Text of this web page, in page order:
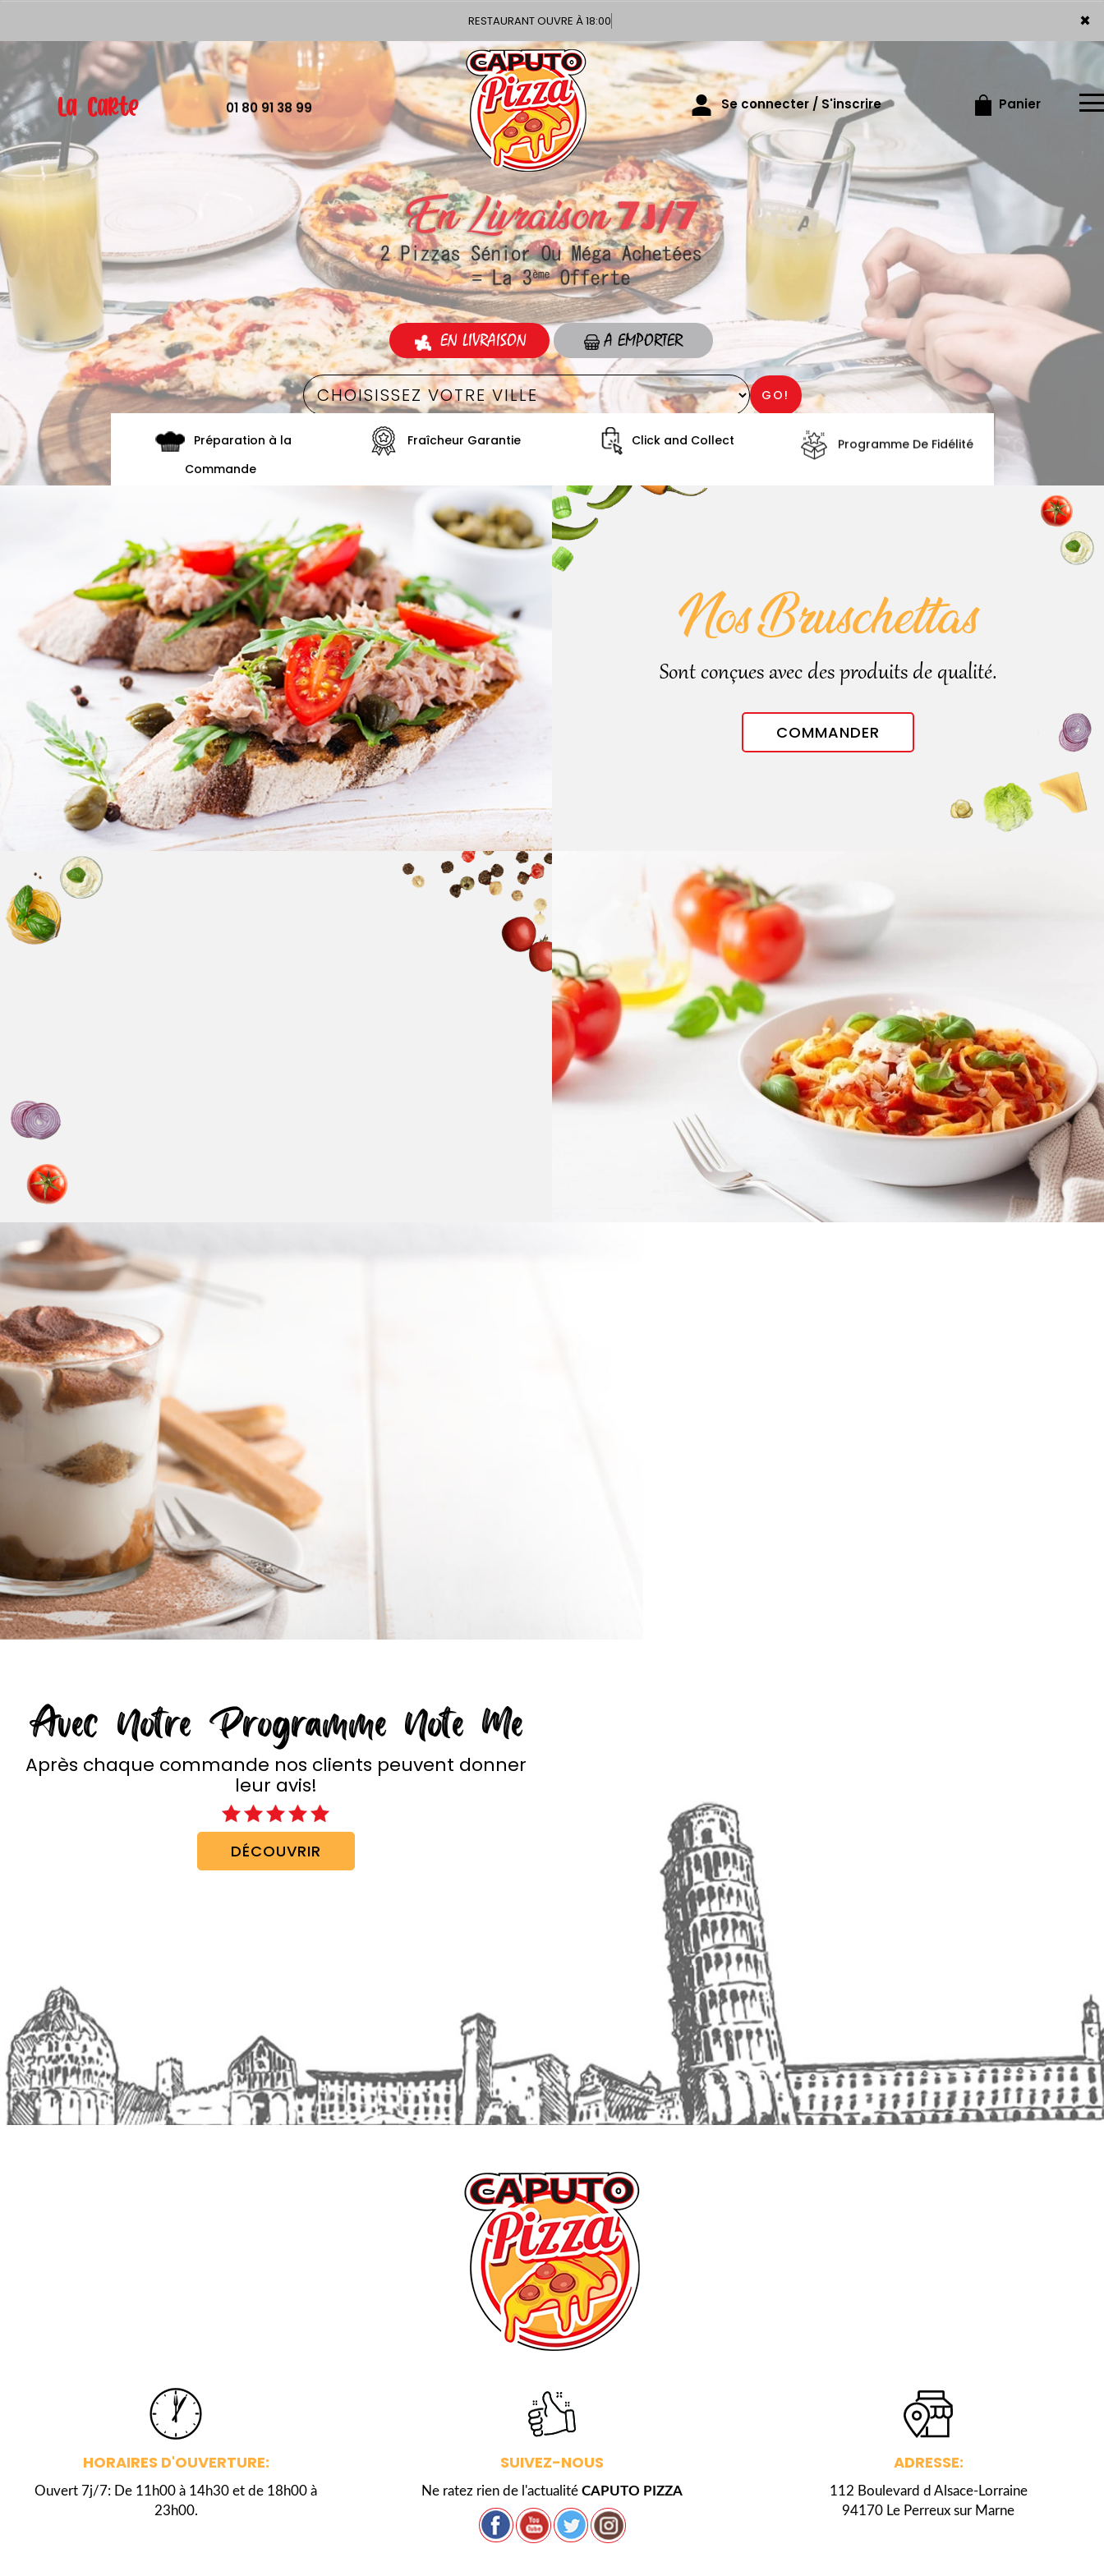
×
RESTAURANT OUVR ×
La Carte 01 80 91 38 99 Se connecter / S'inscrire Panier
EN LIVRAISON A EMPORTER
GO!
Préparation à la
Commande
Fraîcheur Garantie Click and Collect Programme De Fidélité
Nos Bruschettas
Sont conçues avec des produits de qualité.
COMMANDER
Avec Notre Programme Note Me
Après chaque commande nos clients peuvent donner
leur avis!
DÉCOUVRIR
HORAIRES D'OUVERTURE:
Ouvert 7j/7: De 11h00 à 14h30 et de 18h00 à
23h00.
SUIVEZ-NOUS
Ne ratez rien de l'actualité CAPUTO PIZZA
ADRESSE:
112 Boulevard d Alsace-Lorraine
94170 Le Perreux sur Marne